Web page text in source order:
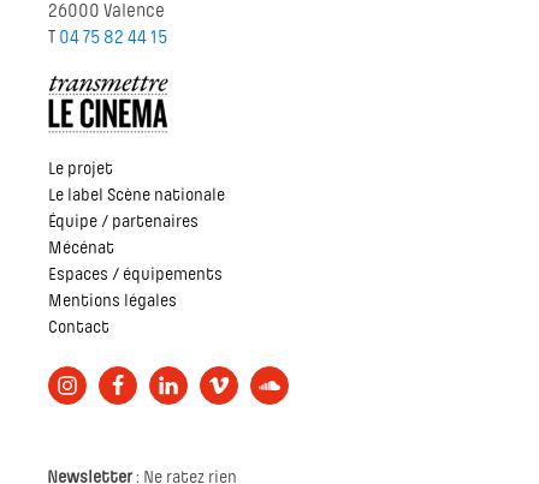
26000 Valence
T 04 75 82 44 15
Le projet
Le label Scène nationale
Équipe / partenaires
Mécénat
Espaces / équipements
Mentions légales
Contact
Newsletter: Ne ratez rien